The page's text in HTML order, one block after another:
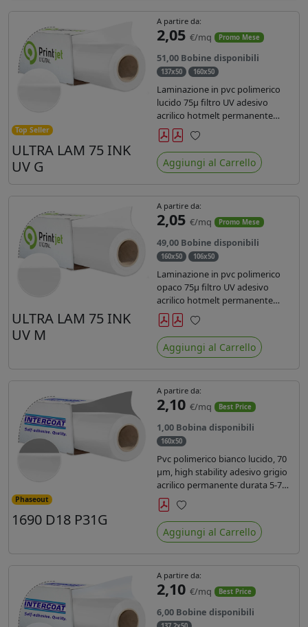
Top Seller
ULTRA LAM 75 INK
UV G
A partire da:
2,05 €/mq Promo Mese
51,00 Bobine disponibili
137x50 160x50
Laminazione in pvc polimerico
lucido 75µ filtro UV adesivo
acrilico hotmelt permanente
specifico per stampe con
inchiostri UV durata 7 anni indoor
e 5 outdoor. Dotato di certificato
ignifugo Bs1d0.
Preferiti
Aggiungi al Carrello
ULTRA LAM 75 INK
UV M
A partire da:
2,05 €/mq Promo Mese
49,00 Bobine disponibili
160x50 106x50
Laminazione in pvc polimerico
opaco 75µ filtro UV adesivo
acrilico hotmelt permanente
specifico per stampe con
inchiostri UV durata 7 anni indoor
e 5 outdoor. Dotato di certificato
ignifugo Bs1d0.
Preferiti
Aggiungi al Carrello
Phaseout
1690 D18 P31G
A partire da:
2,10 €/mq Best Price
1,00 Bobina disponibili
160x50
Pvc polimerico bianco lucido, 70
µm, high stability adesivo grigio
acrilico permanente durata 5-7
anni, per stampe con inchiostri
solvente, ecosolvente, UV e latex.
Preferiti
Aggiungi al Carrello
A partire da:
2,10 €/mq Best Price
6,00 Bobine disponibili